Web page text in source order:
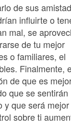
de sus
influirte o
mal, se
de tu mejor
o familiares, el
Finalmente,
de que es
que se sentirán
y que será
sobre ti